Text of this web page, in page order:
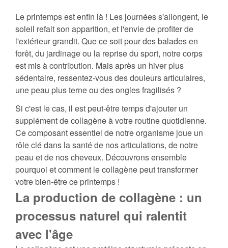
Le printemps est enfin là ! Les journées s'allongent, le
soleil refait son apparition, et l'envie de profiter de
l'extérieur grandit. Que ce soit pour des balades en
forêt, du jardinage ou la reprise du sport, notre corps
est mis à contribution. Mais après un hiver plus
sédentaire, ressentez-vous des douleurs articulaires,
une peau plus terne ou des ongles fragilisés ?
Si c'est le cas, il est peut-être temps d'ajouter un
supplément de collagène à votre routine quotidienne.
Ce composant essentiel de notre organisme joue un
rôle clé dans la santé de nos articulations, de notre
peau et de nos cheveux. Découvrons ensemble
pourquoi et comment le collagène peut transformer
votre bien-être ce printemps !
La production de collagène : un
processus naturel qui ralentit
avec l'âge